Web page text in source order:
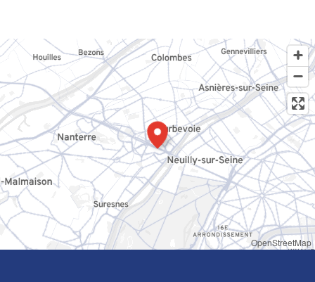
OpenStreetMap